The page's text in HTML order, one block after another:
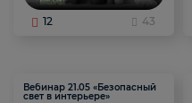
12 43
Вебинар 21.05 «Безопасный
свет в интерьере»